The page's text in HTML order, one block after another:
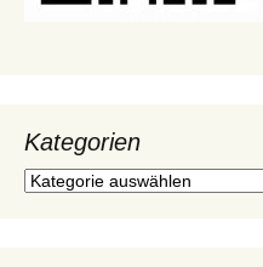
Kategorien
Kategorien